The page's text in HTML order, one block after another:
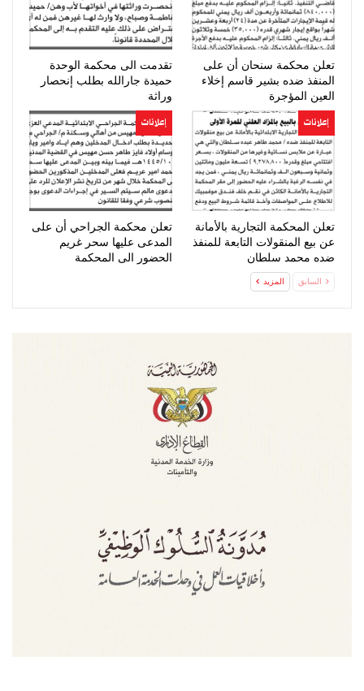
تعلن محكمة سنحان أن على
المنفذ ضده بشير قاسم إخلاء
العين المؤجرة
تقدمت الى محكمة الوحدة
حميدة جارالله بطلب إنحصار
وراثة
إعلانات
تعلن المحكمة التجارية بالأمانة
عن بيع المنقولات التابعة للمنفذ
ضده محمد سلطان
إعلانات
تعلن محكمة الجراحي أن على
المدعى عليها سحر غريم
الحضور الى المحكمة
السابق المزيد